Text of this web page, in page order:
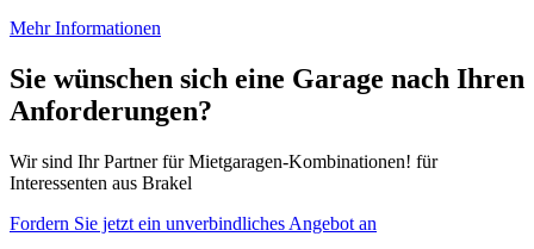
Mehr Informationen
Sie wünschen sich eine Garage nach Ihren
Anforderungen?
Wir sind Ihr Partner für Mietgaragen-Kombinationen! für
Interessenten aus Brakel
Fordern Sie jetzt ein unverbindliches Angebot an